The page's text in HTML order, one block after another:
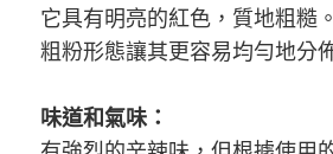
它具有明亮的紅色，質地粗糙。
粗粉形態讓其更容易均勻地分
味道和氣味：